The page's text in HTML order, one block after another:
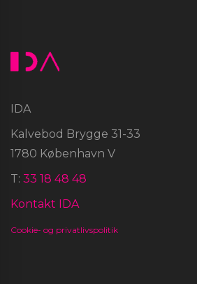
IDA
Kalvebod Brygge 31-33
1780 København V
T: 33 18 48 48
Kontakt IDA
Cookie- og privatlivspolitik